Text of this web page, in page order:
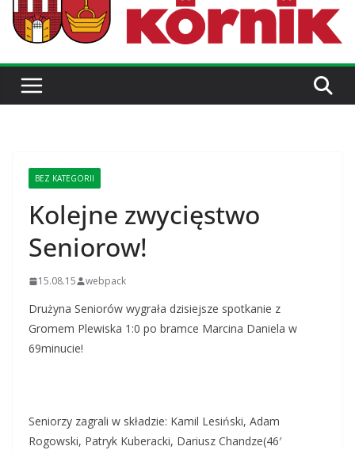
BEZ KATEGORII
Kolejne zwycięstwo
Seniorow!
15.08.15 webpack
Drużyna Seniorów wygrała dzisiejsze spotkanie z
Gromem Plewiska 1:0 po bramce Marcina Daniela w
69minucie!
Seniorzy zagrali w składzie: Kamil Lesiński, Adam
Rogowski, Patryk Kuberacki, Dariusz Chandze(46′